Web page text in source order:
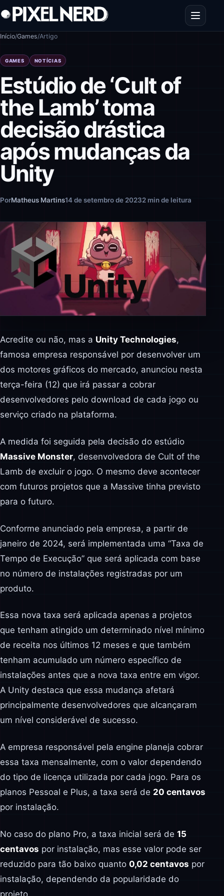
Pular para o conteúdo
Abrir
Início/Games/Artigo
GAMES NOTÍCIAS
Estúdio de ‘Cult of
the Lamb’ toma
decisão drástica
após mudanças da
Unity
PorMatheus Martins14 de setembro de 20232 min de leitura
Acredite ou não, mas a Unity Technologies,
famosa empresa responsável por desenvolver um
dos motores gráficos do mercado, anunciou nesta
terça-feira (12) que irá passar a cobrar
desenvolvedores pelo download de cada jogo ou
serviço criado na plataforma.
A medida foi seguida pela decisão do estúdio
Massive Monster, desenvolvedora de Cult of the
Lamb de excluir o jogo. O mesmo deve acontecer
com futuros projetos que a Massive tinha previsto
para o futuro.
Conforme anunciado pela empresa, a partir de
janeiro de 2024, será implementada uma “Taxa de
Tempo de Execução” que será aplicada com base
no número de instalações registradas por um
produto.
Essa nova taxa será aplicada apenas a projetos
que tenham atingido um determinado nível mínimo
de receita nos últimos 12 meses e que também
tenham acumulado um número específico de
instalações antes que a nova taxa entre em vigor.
A Unity destaca que essa mudança afetará
principalmente desenvolvedores que alcançaram
um nível considerável de sucesso.
A empresa responsável pela engine planeja cobrar
essa taxa mensalmente, com o valor dependendo
do tipo de licença utilizada por cada jogo. Para os
planos Pessoal e Plus, a taxa será de 20 centavos
por instalação.
No caso do plano Pro, a taxa inicial será de 15
centavos por instalação, mas esse valor pode ser
reduzido para tão baixo quanto 0,02 centavos por
instalação, dependendo da popularidade do
projeto.